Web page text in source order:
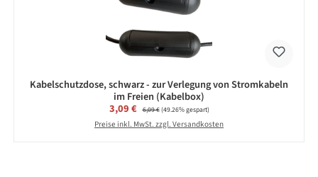
Kabelschutzdose, schwarz - zur Verlegung von Stromkabeln
im Freien (Kabelbox)
Verkaufspreis:
3,09 € Regulärer Preis:
6,09 €(49.26% gespart)
Preise inkl. MwSt. zzgl. Versandkosten